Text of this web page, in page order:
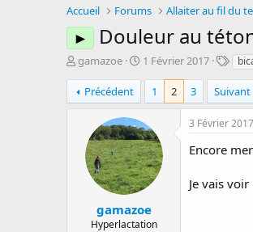
Accueil Forums Allaiter au fil du
► Douleur au
D
m
a
gamazoe
D
e
e
d
é
b
u
t
1 Février 2017
T
g
s
Précédent 1 2 3 Suivant
gamazoe
Hyperlactation
3 Février 2017
Encore
Je vais